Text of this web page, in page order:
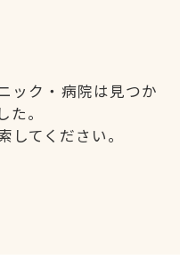
ック・病院は見つか
た。
てください。